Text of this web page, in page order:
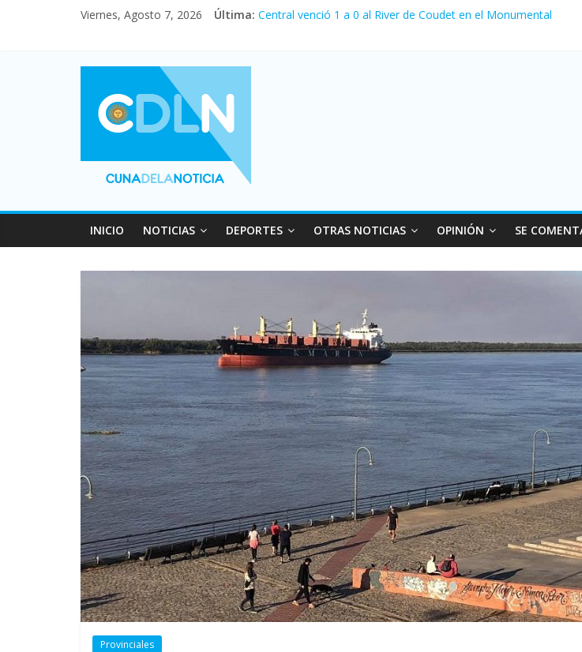
Viernes, Agosto 7, 2026 Última: Central venció 1 a 0 al River de Coudet en el Monumental
Vacaciones de invierno con más movimiento y consumo
Fuerte caída de la venta de autos usados en julio: bajó un
INICIO NOTICIAS DEPORTES OTRAS NOTICIAS OPINIÓN SE
Provinciales